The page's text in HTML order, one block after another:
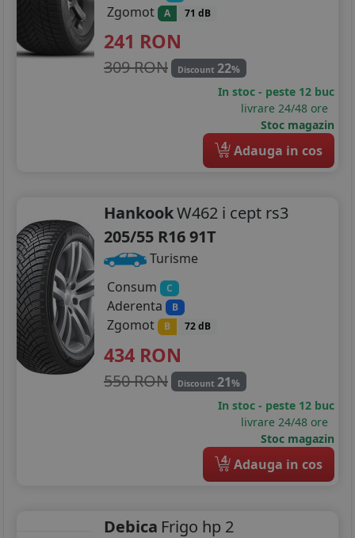
Zgomot A 71 dB
241 RON
309 RON Discount 22%
In stoc - peste 12 buc
livrare 24/48 ore
Stoc magazin
4 Adauga in cos
HankookW462 i cept rs3
205/55 R16 91T
Turisme
Consum
C
Aderenta B
Zgomot B 72 dB
434 RON
550 RON Discount 21%
In stoc - peste 12 buc
livrare 24/48 ore
Stoc magazin
4 Adauga in cos
Debica Frigo hp 2